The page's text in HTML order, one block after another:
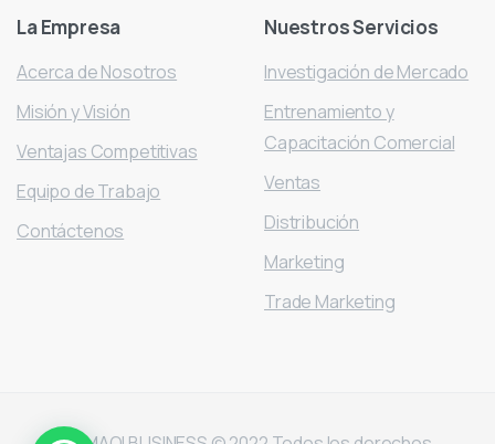
LaEmpresa
Acerca de Nosotros
Misión y Visión
Ventajas Competitivas
Equipo de Trabajo
Contáctenos
NuestrosServicios
Investigación de Mercado
Entrenamiento y
Capacitación Comercial
Ventas
Distribución
Marketing
Trade Marketing